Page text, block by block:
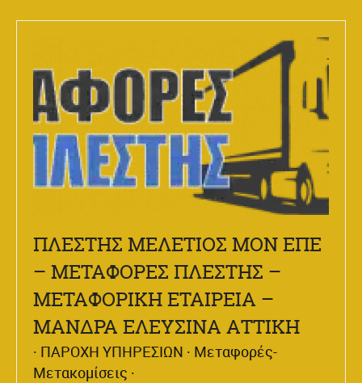
ΠΛΕΣΤΗΣ ΜΕΛΕΤΙΟΣ ΜΟΝ ΕΠΕ
– ΜΕΤΑΦΟΡΕΣ ΠΛΕΣΤΗΣ –
ΜΕΤΑΦΟΡΙΚΗ ΕΤΑΙΡΕΙΑ –
ΜΑΝΔΡΑ ΕΛΕΥΣΙΝΑ ΑΤΤΙΚΗ
ΠΑΡΟΧΗ ΥΠΗΡΕΣΙΩΝ
Μεταφορές-
Μετακομίσεις